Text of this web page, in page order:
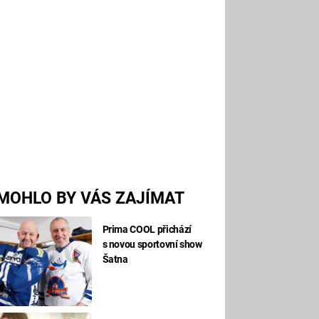
BY VÁS ZAJÍMAT
Prima COOL přichází
s novou sportovní show
Šatna